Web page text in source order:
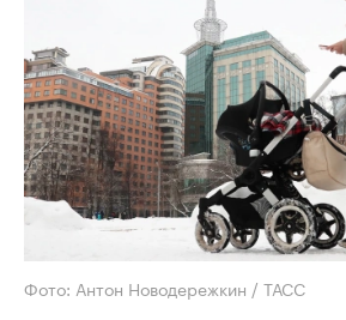
Фото: Антон Новодережкин / ТАСС